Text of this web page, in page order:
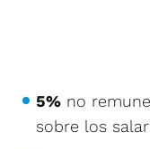
5% no
sobre los